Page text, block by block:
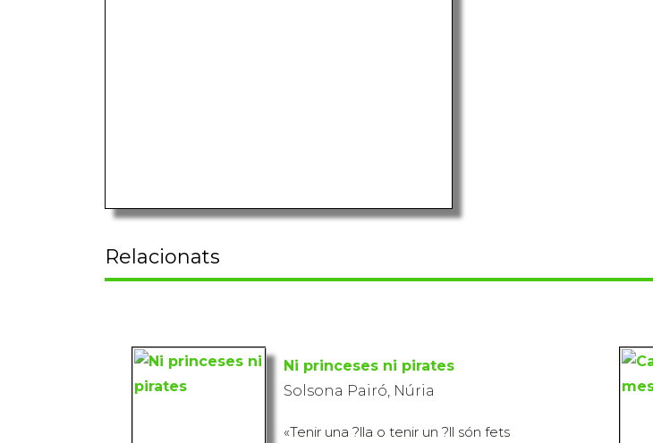
Relacionats
Ni princeses ni pirates
Solsona Pairó, Núria
«Tenir una ?lla o tenir un ?ll són fets